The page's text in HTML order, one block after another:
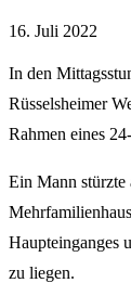
16. Juli 2022
In den
Rüsselsheimer
Rahmen eines
Ein Mann stürzte
Haupteinganges
zu liegen.